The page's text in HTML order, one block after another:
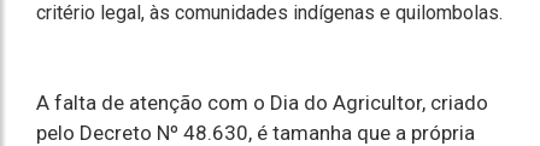
critério legal, às comunidades indígenas e quilombolas.
A falta de atenção com o Dia do Agricultor, criado
pelo Decreto Nº 48.630, é tamanha que a própria